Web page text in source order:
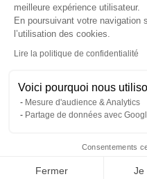
meilleure expérience utilisateur.
En poursuivant votre navigation
l’utilisation des cookies.
Lire la politique de confidentialité
Voici pourquoi nous
Mesure d'audience & Analytics
Partage de données avec
Consentements
Fermer Je
Notre service client est à
choix de vos produits du
Découvrez
eKomi